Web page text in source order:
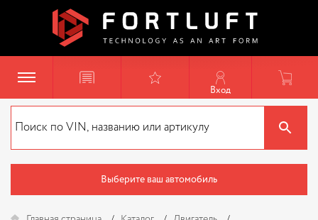
Вход
Выберите ваш автомобиль